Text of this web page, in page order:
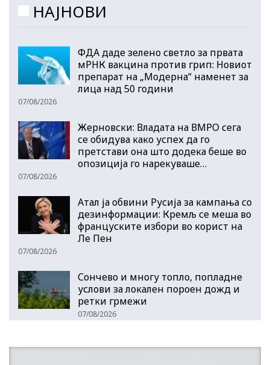
НАЈНОВИ
ФДА даде зелено светло за првата
мРНК вакцина против грип: Новиот
препарат на „Модерна“ наменет за
лица над 50 години
07/08/2026
Жерновски: Владата на ВМРО сега
се обидува како успех да го
претстави она што додека беше во
опозиција го нарекуваше…
07/08/2026
Атал ја обвини Русија за кампања со
дезинформации: Кремљ се меша во
француските избори во корист на
Ле Пен
07/08/2026
Сончево и многу топло, попладне
услови за локален пороен дожд и
ретки грмежи
07/08/2026